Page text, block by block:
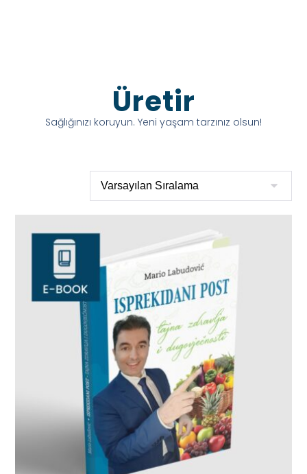
Üretir
Sağlığınızı koruyun. Yeni yaşam tarzınız olsun!